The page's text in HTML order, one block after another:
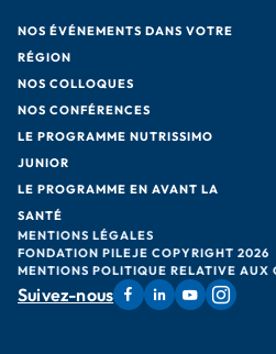
NOS ÉVÉNEMENTS DANS VOTRE
RÉGION
NOS COLLOQUES
NOS CONFÉRENCES
LE PROGRAMME NUTRISSIMO
JUNIOR
LE PROGRAMME EN AVANT LA
SANTÉ
MENTIONS LÉGALES
FONDATION PILEJE COPYRIGHT 2026
MENTIONS POLITIQUE RELATIVE AUX
Suivez-nous